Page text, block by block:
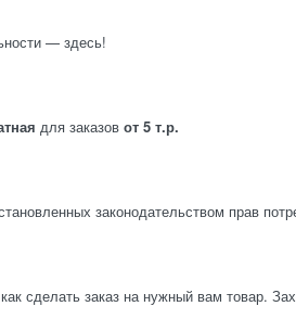
— здесь!
для заказов от 5 т.р.
законодательством прав
сделать заказ на нужный вам товар.